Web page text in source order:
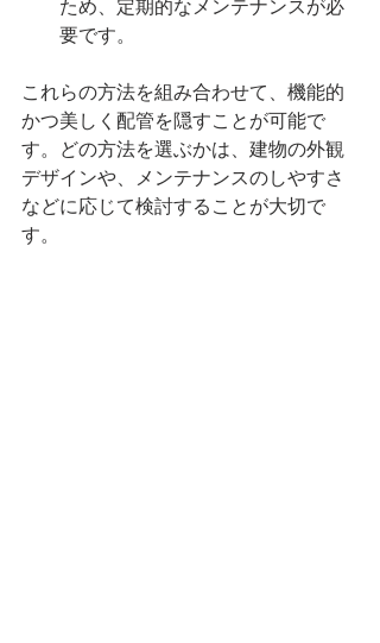
ため、定期的なメンテナンスが必
要です。
これらの方法を組み合わせて、機能的
かつ美しく配管を隠すことが可能で
す。どの方法を選ぶかは、建物の外観
デザインや、メンテナンスのしやすさ
などに応じて検討することが大切で
す。